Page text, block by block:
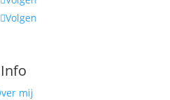
Volgen
Info
mij